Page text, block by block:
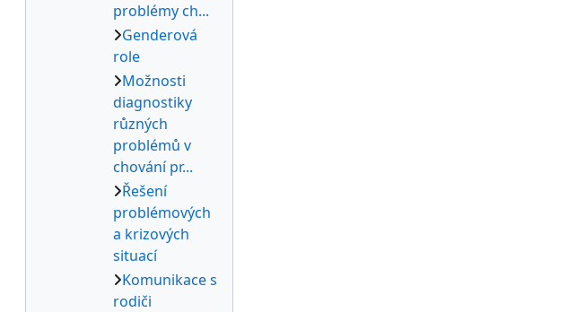
problémy ch...
Genderová
role
Možnosti
diagnostiky
různých
problémů v
chování pr...
Řešení
problémových
a krizových
situací
Komunikace s
rodiči